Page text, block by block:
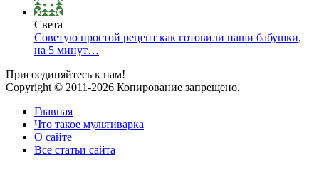
Света
Советую простой рецепт как готовили наши бабушки,
на 5 минут…
Присоединяйтесь к нам!
Copyright © 2011-2026 Копирование запрещено.
Главная
Что такое мультиварка
О сайте
Все статьи сайта